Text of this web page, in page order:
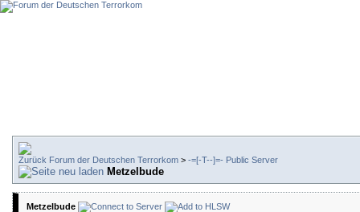
Forum der Deutschen Terrorkom > -=[-T--]=- Public Server
Metzelbude
Metzelbude